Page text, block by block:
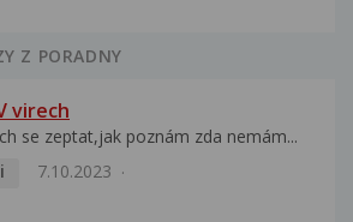
Z PORADNY
virech
se zeptat,jak poznám zda nemám...
7.10.2023